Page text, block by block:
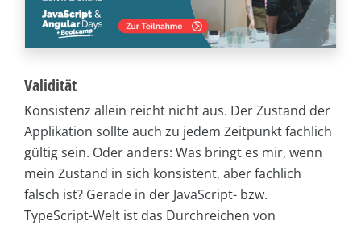
Validität
Konsistenz allein reicht nicht aus. Der Zustand der
Applikation sollte auch zu jedem Zeitpunkt fachlich
gültig sein. Oder anders: Was bringt es mir, wenn
mein Zustand in sich konsistent, aber fachlich
falsch ist? Gerade in der JavaScript- bzw.
TypeScript-Welt ist das Durchreichen von